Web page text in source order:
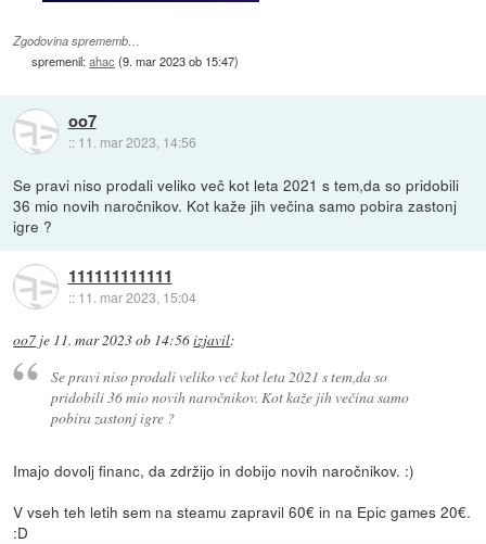
Zgodovina sprememb…
spremenil:ahac (9. mar 2023 ob 15:47)
oo7
:: 11. mar 2023, 14:56
Se pravi niso prodali veliko več kot leta 2021 s tem,da so pridobili
36 mio novih naročnikov. Kot kaže jih večina samo pobira zastonj
igre ?
111111111111
:: 11. mar 2023, 15:04
oo7 je 11. mar 2023 ob 14:56izjavil:
Se pravi niso prodali veliko več kot leta 2021 s tem,da so
pridobili 36 mio novih naročnikov. Kot kaže jih večina samo
pobira zastonj igre ?
Imajo dovolj financ, da zdržijo in dobijo novih naročnikov. :)
V vseh teh letih sem na steamu zapravil 60€ in na Epic games 20€.
:D